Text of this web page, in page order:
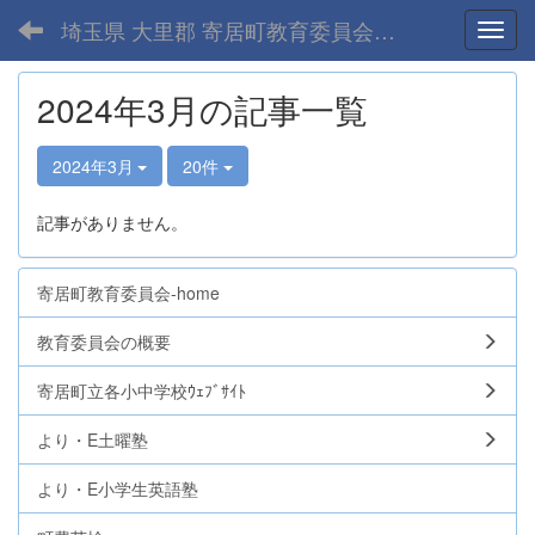
埼玉県 大里郡 寄居町教育委員会-home
2024年3月の記事一覧
2024年3月 20件
記事がありません。
寄居町教育委員会-home
教育委員会の概要
寄居町立各小中学校ｳｪﾌﾞｻｲﾄ
より・E土曜塾
より・E小学生英語塾